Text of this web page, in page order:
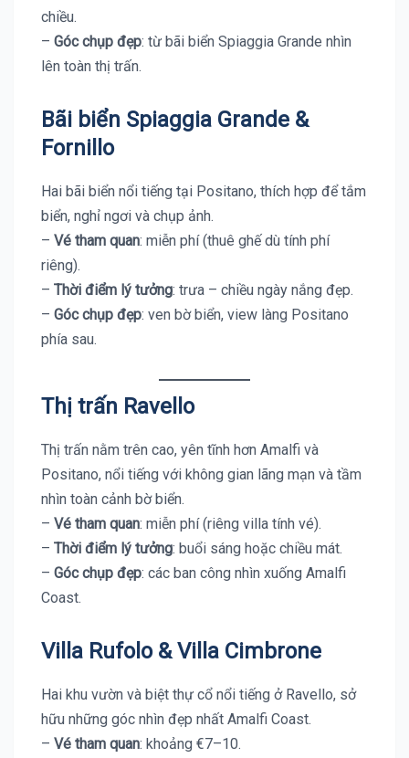
chiều.
– Góc chụp đẹp: từ bãi biển Spiaggia Grande nhìn
lên toàn thị trấn.
Bãi biển Spiaggia Grande &
Fornillo
Hai bãi biển nổi tiếng tại Positano, thích hợp để tắm
biển, nghỉ ngơi và chụp ảnh.
– Vé tham quan: miễn phí (thuê ghế dù tính phí
riêng).
– Thời điểm lý tưởng: trưa – chiều ngày nắng đẹp.
– Góc chụp đẹp: ven bờ biển, view làng Positano
phía sau.
Thị trấn Ravello
Thị trấn nằm trên cao, yên tĩnh hơn Amalfi và
Positano, nổi tiếng với không gian lãng mạn và tầm
nhìn toàn cảnh bờ biển.
– Vé tham quan: miễn phí (riêng villa tính vé).
– Thời điểm lý tưởng: buổi sáng hoặc chiều mát.
– Góc chụp đẹp: các ban công nhìn xuống Amalfi
Coast.
Villa Rufolo & Villa Cimbrone
Hai khu vườn và biệt thự cổ nổi tiếng ở Ravello, sở
hữu những góc nhìn đẹp nhất Amalfi Coast.
– Vé tham quan: khoảng €7–10.